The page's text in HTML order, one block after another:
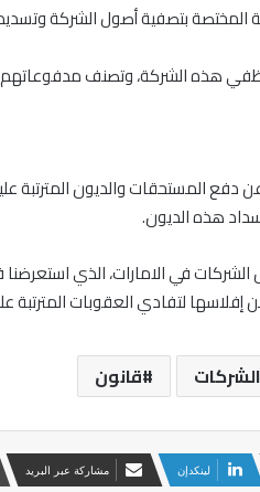
المختصة بتصفية أصول الشركة
هذه الشركة، وتصنف مدفوعاتهم في
دفع المستحقات والديون المترتبة
هذه الديون.
في الامارات، الذي
إفلاسها لتفادي العقوبات المترتبة
الشركات قانون
لينكدإن مشاركة عبر البريد